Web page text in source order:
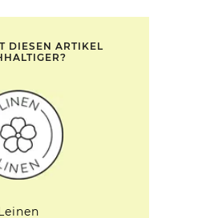
DIESEN ARTIKEL